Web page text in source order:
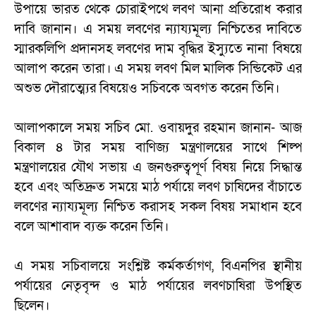
উপায়ে ভারত থেকে চোরাইপথে লবণ আনা প্রতিরোধ করার
দাবি জানান। এ সময় লবণের ন্যায্যমূল্য নিশ্চিতের দাবিতে
স্মারকলিপি প্রদানসহ লবণের দাম বৃদ্ধির ইস্যুতে নানা বিষয়ে
আলাপ করেন তারা। এ সময় লবণ মিল মালিক সিন্ডিকেট এর
অশুভ দৌরাত্ম্যের বিষয়েও সচিবকে অবগত করেন তিনি।
আলাপকালে সময় সচিব মো. ওবায়দুর রহমান জানান- আজ
বিকাল ৪ টার সময় বাণিজ্য মন্ত্রণালয়ের সাথে শিল্প
মন্ত্রণালয়ের যৌথ সভায় এ জনগুরুত্বপূর্ণ বিষয় নিয়ে সিদ্ধান্ত
হবে এবং অতিদ্রুত সময়ে মাঠ পর্যায়ে লবণ চাষিদের বাঁচাতে
লবণের ন্যায্যমূল্য নিশ্চিত করাসহ সকল বিষয় সমাধান হবে
বলে আশাবাদ ব্যক্ত করেন তিনি।
এ সময় সচিবালয়ে সংশ্লিষ্ট কর্মকর্তাগণ, বিএনপির স্থানীয়
পর্যায়ের নেতৃবৃন্দ ও মাঠ পর্যায়ের লবণচাষিরা উপস্থিত
ছিলেন।